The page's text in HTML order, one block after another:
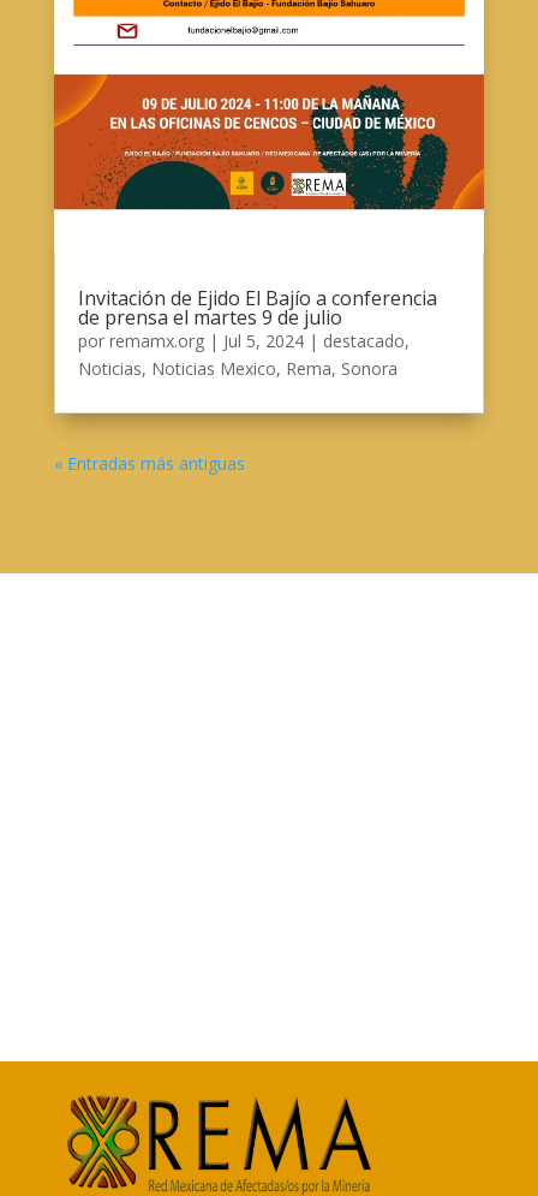
Invitación de Ejido El Bajío a conferencia
de prensa el martes 9 de julio
por remamx.org| Jul 5, 2024| destacado,
Noticias, Noticias Mexico, Rema, Sonora
« Entradas más antiguas